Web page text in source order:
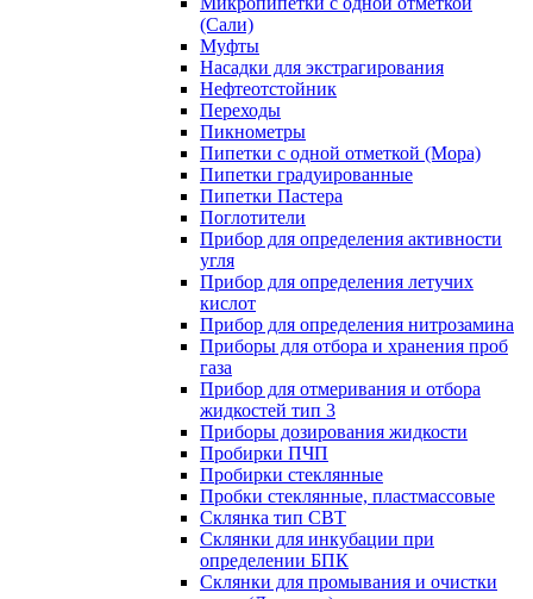
(Сали)
Муфты
Насадки для экстрагирования
Нефтеотстойник
Переходы
Пикнометры
Пипетки с одной отметкой (Мора)
Пипетки градуированные
Пипетки Пастера
Поглотители
Прибор для определения активности
угля
Прибор для определения летучих
кислот
Прибор для определения нитрозамина
Приборы для отбора и хранения проб
газа
Прибор для отмеривания и отбора
жидкостей тип 3
Приборы дозирования жидкости
Пробирки ПЧП
Пробирки стеклянные
Пробки стеклянные, пластмассовые
Склянка тип СВТ
Склянки для инкубации при
определении БПК
Склянки для промывания и очистки